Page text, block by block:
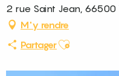
2 rue Saint Jean,
M'y rendre
PartagerAjouter aux